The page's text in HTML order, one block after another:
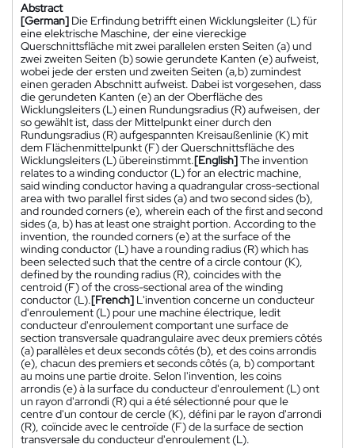
Abstract
[German] Die Erfindung betrifft einen Wicklungsleiter (L) für
eine elektrische Maschine, der eine viereckige
Querschnittsfläche mit zwei parallelen ersten Seiten (a) und
zwei zweiten Seiten (b) sowie gerundete Kanten (e) aufweist,
wobei jede der ersten und zweiten Seiten (a,b) zumindest
einen geraden Abschnitt aufweist. Dabei ist vorgesehen, dass
die gerundeten Kanten (e) an der Oberfläche des
Wicklungsleiters (L) einen Rundungsradius (R) aufweisen, der
so gewählt ist, dass der Mittelpunkt einer durch den
Rundungsradius (R) aufgespannten Kreisaußenlinie (K) mit
dem Flächenmittelpunkt (F) der Querschnittsfläche des
Wicklungsleiters (L) übereinstimmt.[English]The invention
relates to a winding conductor (L) for an electric machine,
said winding conductor having a quadrangular cross-sectional
area with two parallel first sides (a) and two second sides (b),
and rounded corners (e), wherein each of the first and second
sides (a, b) has at least one straight portion. According to the
invention, the rounded corners (e) at the surface of the
winding conductor (L) have a rounding radius (R) which has
been selected such that the centre of a circle contour (K),
defined by the rounding radius (R), coincides with the
centroid (F) of the cross-sectional area of the winding
conductor (L).[French] L'invention concerne un conducteur
d'enroulement (L) pour une machine électrique, ledit
conducteur d'enroulement comportant une surface de
section transversale quadrangulaire avec deux premiers côtés
(a) parallèles et deux seconds côtés (b), et des coins arrondis
(e), chacun des premiers et seconds côtés (a, b) comportant
au moins une partie droite. Selon l'invention, les coins
arrondis (e) à la surface du conducteur d'enroulement (L) ont
un rayon d'arrondi (R) qui a été sélectionné pour que le
centre d'un contour de cercle (K), défini par le rayon d'arrondi
(R), coïncide avec le centroïde (F) de la surface de section
transversale du conducteur d'enroulement (L).